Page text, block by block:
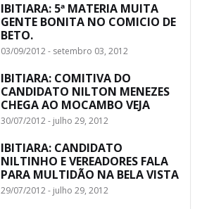
IBITIARA: 5ª MATERIA MUITA
GENTE BONITA NO COMICIO DE
BETO.
03/09/2012 - setembro 03, 2012
IBITIARA: COMITIVA DO
CANDIDATO NILTON MENEZES
CHEGA AO MOCAMBO VEJA
30/07/2012 - julho 29, 2012
IBITIARA: CANDIDATO
NILTINHO E VEREADORES FALA
PARA MULTIDÃO NA BELA VISTA
29/07/2012 - julho 29, 2012